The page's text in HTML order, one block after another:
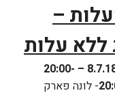
–
8.7.18
20:00-
- לונה פארק